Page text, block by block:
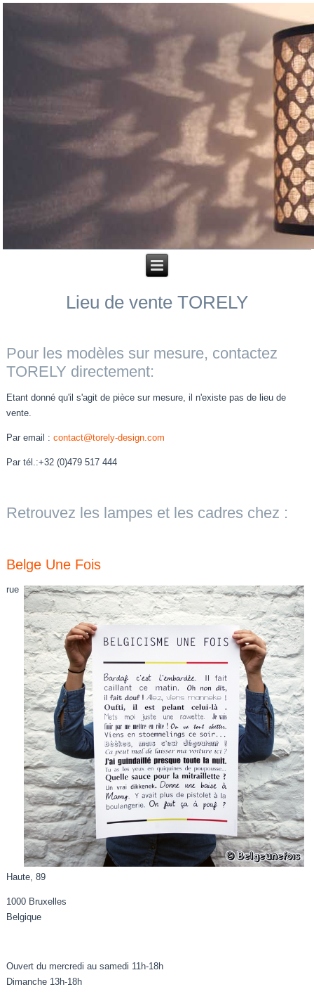
Lieu de vente TORELY
Pour les modèles sur mesure, contactez
TORELY directement:
Etant donné qu'il s'agit de pièce sur mesure, il n'existe pas de lieu de
vente.
Par email :contact@torely-design.com
Par tél.:+32 (0)479 517 444
Retrouvez les lampes et les cadres chez :
Belge Une Fois
rue
Haute, 89
1000 Bruxelles
Belgique
Ouvert du mercredi au samedi 11h-18h
Dimanche 13h-18h